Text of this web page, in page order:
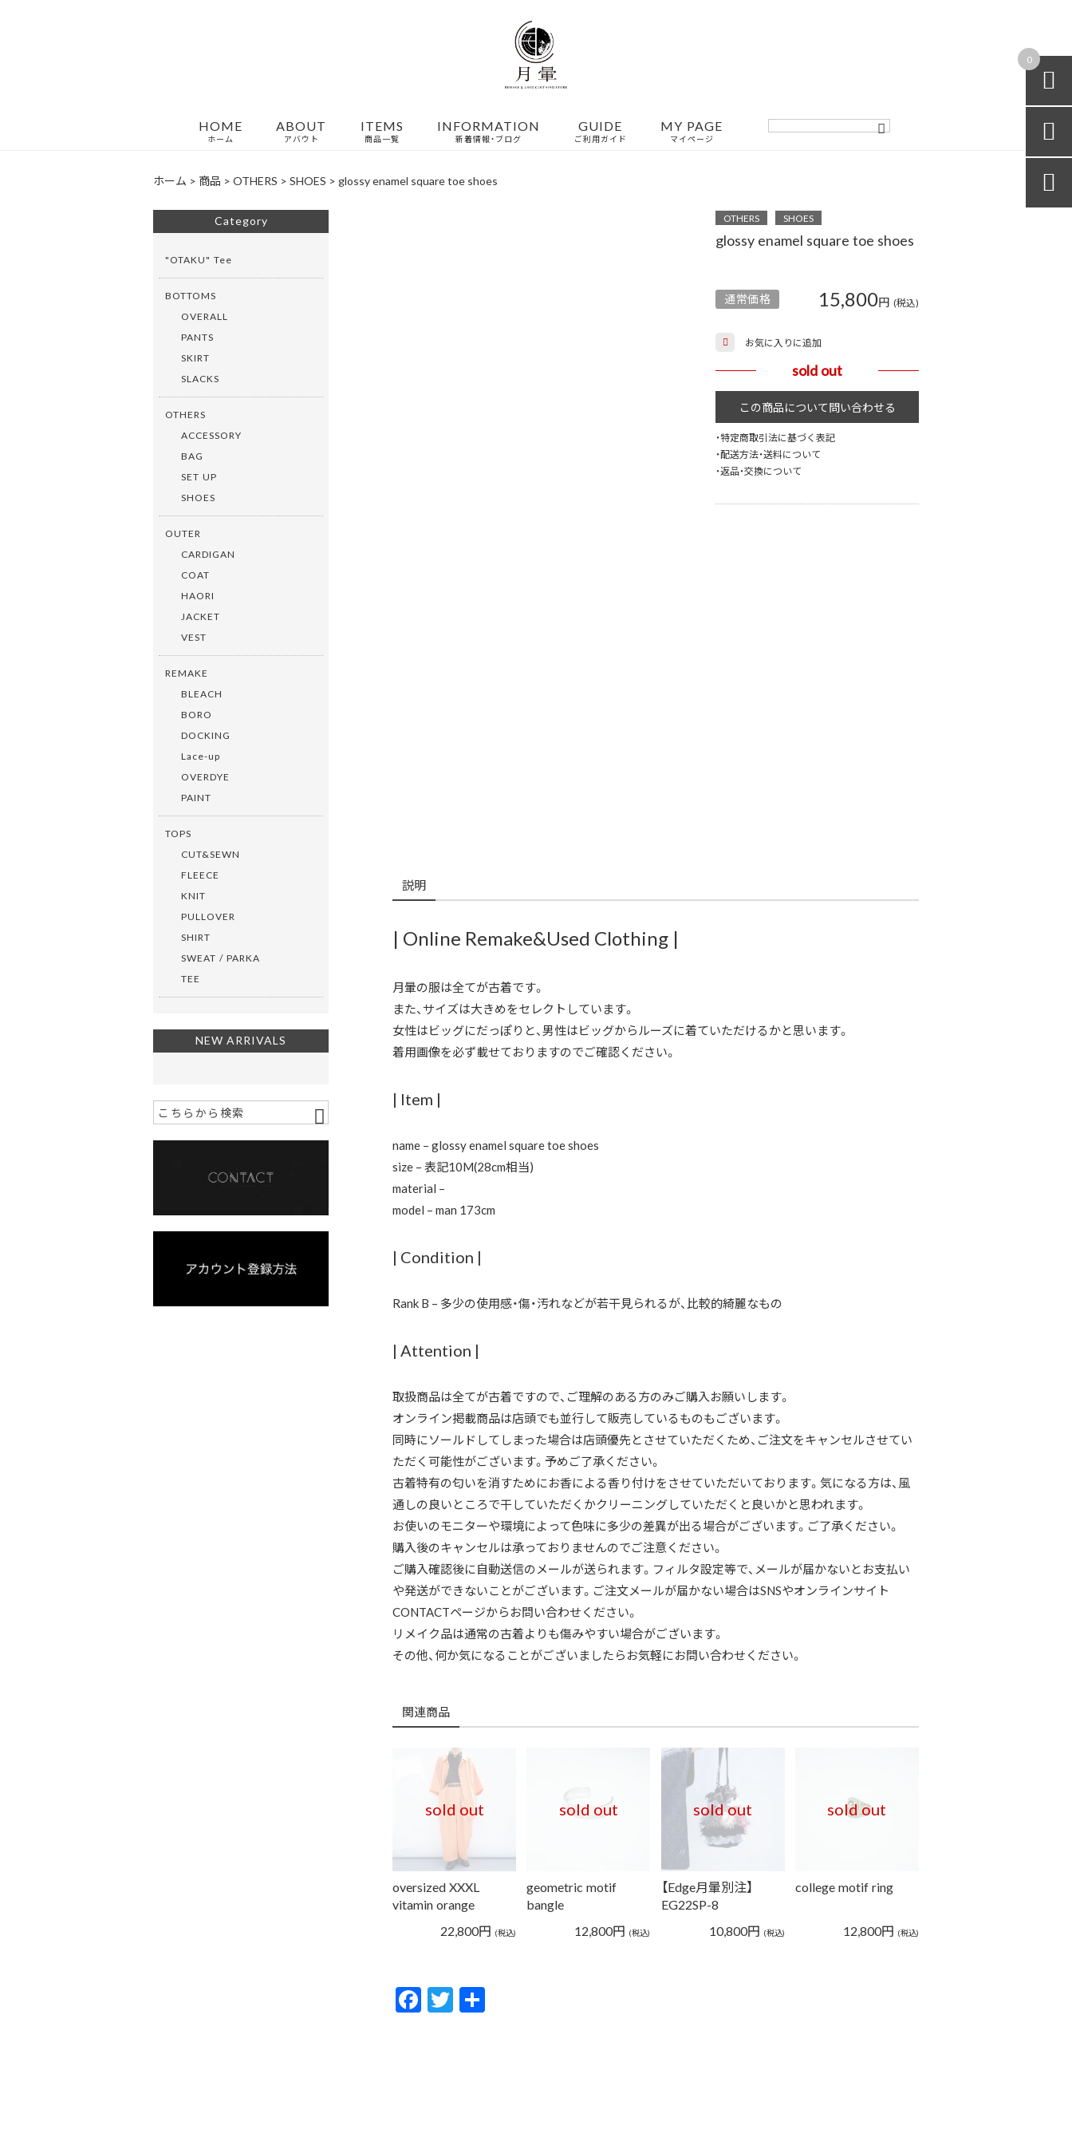
HOME
ホーム
ABOUT
アバウト
ITEMS
商品一覧
INFORMATION
新着情報・ブログ
GUIDE
ご利用ガイド
MY PAGE
マイページ
ホーム > 商品 > OTHERS > SHOES > glossy enamel square toe shoes
OTHERS SHOES
glossy enamel square toe shoes
通常価格 15,800円 (税込)
お気に入りに追加
sold out
・特定商取引法に基づく表記
・配送方法・送料について
・返品・交換について
説明
| Online Remake&Used Clothing |
月暈の服は全てが古着です。
また、サイズは大きめをセレクトしています。
女性はビッグにだっぽりと、男性はビッグからルーズに着ていただけるかと思います。
着用画像を必ず載せておりますのでご確認ください。
| Item |
name – glossy enamel square toe shoes
size – 表記10M(28cm相当)
material –
model – man 173cm
| Condition |
Rank B – 多少の使用感・傷・汚れなどが若干見られるが、比較的綺麗なもの
| Attention |
取扱商品は全てが古着ですので、ご理解のある方のみご購入お願いします。
オンライン掲載商品は店頭でも並行して販売しているものもございます。
同時にソールドしてしまった場合は店頭優先とさせていただくため、ご注文をキャンセルさせてい
ただく可能性がございます。予めご了承ください。
古着特有の匂いを消すためにお香による香り付けをさせていただいております。気になる方は、風
通しの良いところで干していただくかクリーニングしていただくと良いかと思われます。
お使いのモニターや環境によって色味に多少の差異が出る場合がございます。ご了承ください。
購入後のキャンセルは承っておりませんのでご注意ください。
ご購入確認後に自動送信のメールが送られます。フィルタ設定等で、メールが届かないとお支払い
や発送ができないことがございます。ご注文メールが届かない場合はSNSやオンラインサイト
CONTACTページからお問い合わせください。
リメイク品は通常の古着よりも傷みやすい場合がございます。
その他、何か気になることがございましたらお気軽にお問い合わせください。
関連商品
sold out
oversized XXXL
vitamin orange
22,800円 (税込)
sold out
geometric motif
bangle
12,800円 (税込)
sold out
【Edge月暈別注】
EG22SP-8
10,800円 (税込)
sold out
college motif ring
12,800円 (税込)
F
ac
T
w
Category
"OTAKU" Tee
BOTTOMS
OVERALL
PANTS
SKIRT
SLACKS
OTHERS
ACCESSORY
BAG
SET UP
SHOES
OUTER
CARDIGAN
COAT
HAORI
JACKET
VEST
REMAKE
BLEACH
BORO
DOCKING
Lace-up
OVERDYE
PAINT
TOPS
CUT&SEWN
FLEECE
KNIT
PULLOVER
SHIRT
SWEAT / PARKA
TEE
NEW ARRIVALS
0


